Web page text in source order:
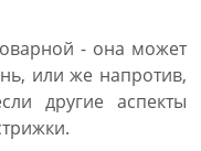
- она может
или же напротив,
другие аспекты